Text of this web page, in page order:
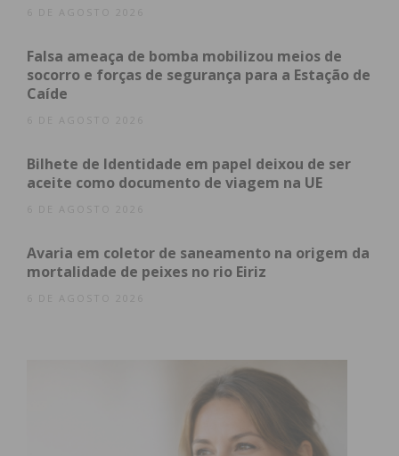
Tirso, Valongo, Felgueiras e Lousada.
Imediato
obtenha de forma regular a informação
atualizada.
Eu li e concordo com os
termos e
condições
6 DE AGOSTO 2026
Falsa ameaça de bomba mobilizou meios de
socorro e forças de segurança para a Estação de
Caíde
6 DE AGOSTO 2026
Bilhete de Identidade em papel deixou de ser
aceite como documento de viagem na UE
6 DE AGOSTO 2026
Avaria em coletor de saneamento na origem da
mortalidade de peixes no rio Eiriz
6 DE AGOSTO 2026